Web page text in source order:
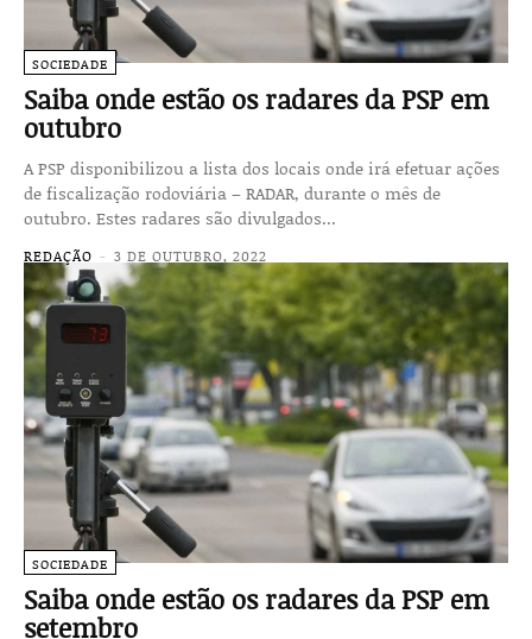
SOCIEDADE
Saiba onde estão os radares da PSP em
outubro
A PSP disponibilizou a lista dos locais onde irá efetuar ações
de fiscalização rodoviária – RADAR, durante o mês de
outubro. Estes radares são divulgados...
REDAÇÃO - 3 DE OUTUBRO, 2022
SOCIEDADE
Saiba onde estão os radares da PSP em
setembro